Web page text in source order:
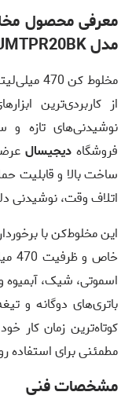
مدل GNJUMTPR20BK
از کاربردی‌ترین
نوشیدنی‌های تازه
فروشگاه دیجیسال
ساخت بالا و قابلیت
اتلاف وقت، نوشیدنی
اسموتی، شیک، آبمیوه
باتری‌های دوگانه و
کوتاه‌ترین زمان کار
مطمئنی برای استفاده
مشخصات فنی